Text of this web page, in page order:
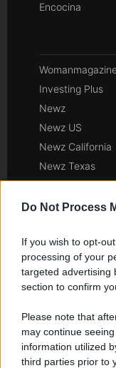
Do Not Process
If you wish to opt-
processing of your
targeted advertising
section to confirm
Please note that
may continue
information utilized
third parties prior to
Encocina
Investing Plus
Newz
Newz US
Newz California
Newz Texas
Newz Florida
Newz New York
Newz Illinois
Newz Ohio
Gameland
Scoop Mag
Lgbtqia News
Motors